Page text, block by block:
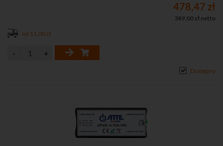
• Łatwe i szybkie uruchomienie bez konieczności konfiguracji
• Szeroki zakres temperatur pracy
478,47 zł
389,00 zł netto
od 11,00 zł
Dostępny